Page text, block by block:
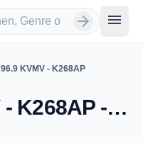
arrow_forward menu
96.9 KVMV - K268AP
96.9 KVMV - K268AP - FM 101.5 - Falfurrias, TX